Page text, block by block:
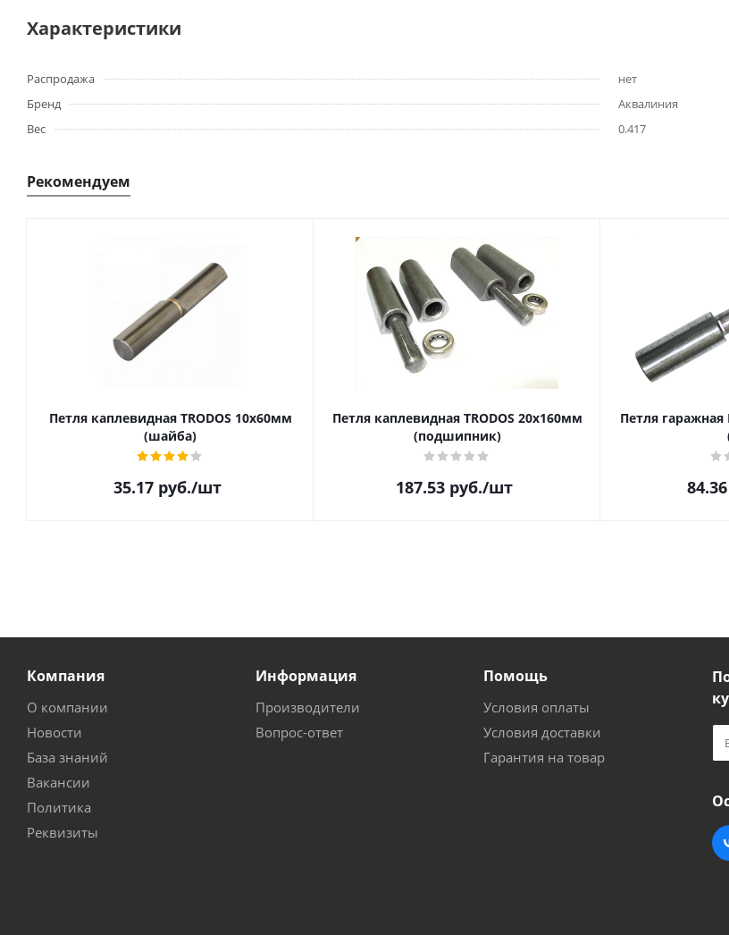
Характеристики
Распродажа
нет
Бренд
Аквалиния
Вес
0.417
Рекомендуем
Петля каплевидная TRODOS 10х60мм
(шайба)
35.17руб./шт
Петля каплевидная TRODOS 20х160мм
(подшипник)
187.53руб./шт
Петля
84.36
Компания
О компании
Новости
База знаний
Вакансии
Политика
Реквизиты
Информация
Производители
Вопрос-ответ
Помощь
Условия оплаты
Условия доставки
Гарантия на товар